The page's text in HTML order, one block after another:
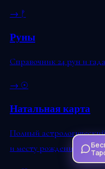
→ ᚠ
Руны
Справочник 24 рун и
→ ☉
Натальная карта
Полный
и месту рождения